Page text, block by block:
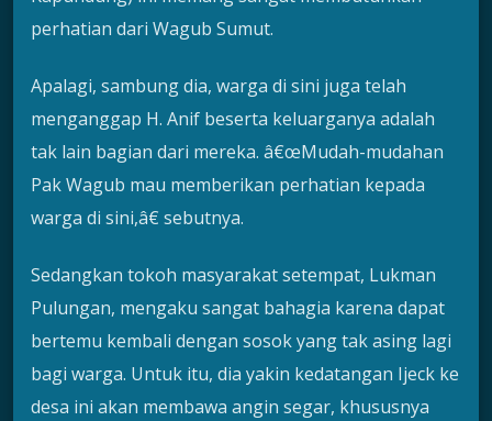
perhatian dari Wagub Sumut.
Apalagi, sambung dia, warga di sini juga telah
menganggap H. Anif beserta keluarganya adalah
tak lain bagian dari mereka. â€œMudah-mudahan
Pak Wagub mau memberikan perhatian kepada
warga di sini,â€ sebutnya.
Sedangkan tokoh masyarakat setempat, Lukman
Pulungan, mengaku sangat bahagia karena dapat
bertemu kembali dengan sosok yang tak asing lagi
bagi warga. Untuk itu, dia yakin kedatangan Ijeck ke
desa ini akan membawa angin segar, khususnya